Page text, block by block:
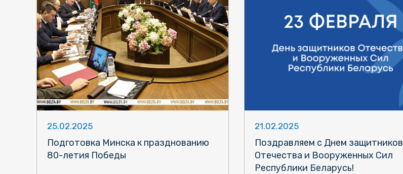
25.02.2025
Подготовка Минска к празднованию
80-летия Победы
21.02.2025
Поздравляем с Днем защитников
Отечества и Вооруженных Сил
Республики Беларусь!